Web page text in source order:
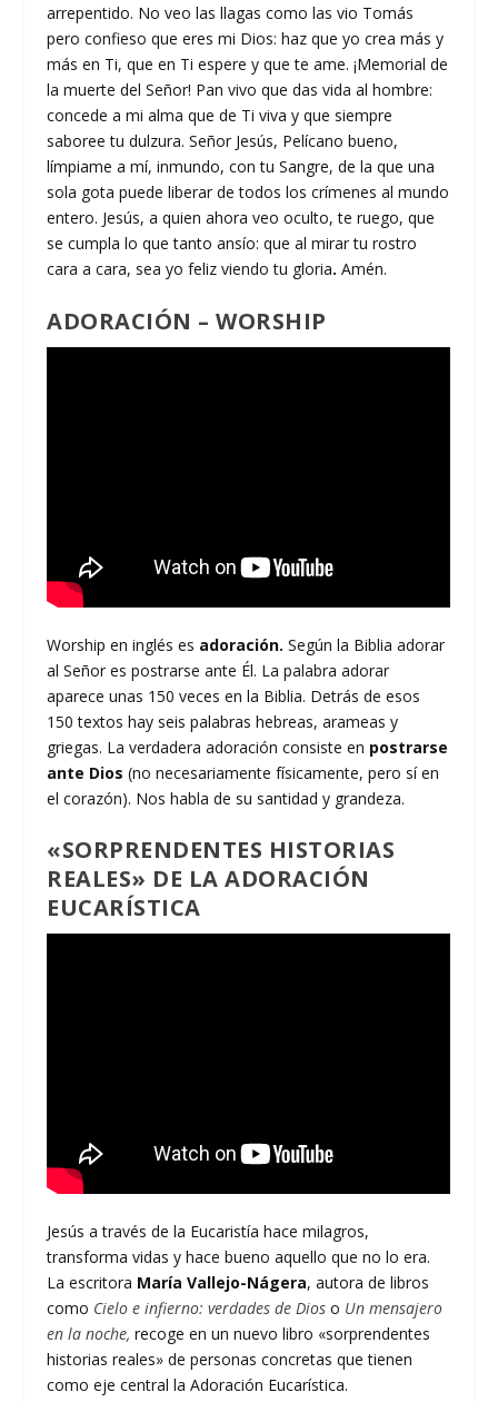
arrepentido. No veo las llagas como las vio Tomás
pero confieso que eres mi Dios: haz que yo crea más y
más en Ti, que en Ti espere y que te ame. ¡Memorial de
la muerte del Señor! Pan vivo que das vida al hombre:
concede a mi alma que de Ti viva y que siempre
saboree tu dulzura. Señor Jesús, Pelícano bueno,
límpiame a mí, inmundo, con tu Sangre, de la que una
sola gota puede liberar de todos los crímenes al mundo
entero. Jesús, a quien ahora veo oculto, te ruego, que
se cumpla lo que tanto ansío: que al mirar tu rostro
cara a cara, sea yo feliz viendo tu gloria. Amén.
ADORACIÓN – WORSHIP
Worship en inglés es adoración. Según la Biblia adorar
al Señor es postrarse ante Él. La palabra adorar
aparece unas 150 veces en la Biblia. Detrás de esos
150 textos hay seis palabras hebreas, arameas y
griegas. La verdadera adoración consiste en postrarse
ante Dios(no necesariamente físicamente, pero sí en
el corazón). Nos habla de su santidad y grandeza.
«SORPRENDENTES HISTORIAS
REALES» DE LA ADORACIÓN
EUCARÍSTICA
Jesús a través de la Eucaristía hace milagros,
transforma vidas y hace bueno aquello que no lo era.
La escritora María Vallejo-Nágera, autora de libros
como Cielo e infierno: verdades de Dios o Un mensajero
en la noche, recoge en un nuevo libro «sorprendentes
historias reales» de personas concretas que tienen
como eje central la Adoración Eucarística.